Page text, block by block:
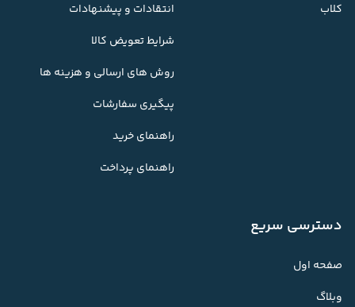
کلاب
انتقادات و پیشنهادات
شرایط تعویض کالا
روش های ارسالی و هزینه ها
پیگیری سفارشات
راهنمای خرید
راهنمای پرداخت
دسترسی سریع
صفحه اول
وبلاگ